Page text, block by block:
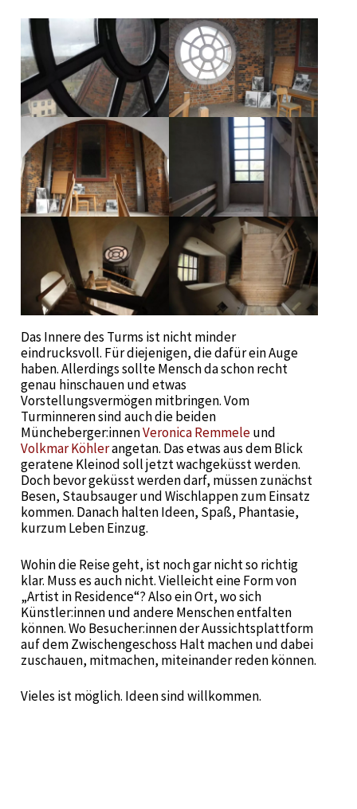
Das Innere des Turms ist nicht minder
eindrucksvoll. Für diejenigen, die dafür ein Auge
haben. Allerdings sollte Mensch da schon recht
genau hinschauen und etwas
Vorstellungsvermögen mitbringen. Vom
Turminneren sind auch die beiden
Müncheberger:innenVeronica Remmeleund
Volkmar Köhlerangetan. Das etwas aus dem Blick
geratene Kleinod soll jetzt wachgeküsst werden.
Doch bevor geküsst werden darf, müssen zunächst
Besen, Staubsauger und Wischlappen zum Einsatz
kommen. Danach halten Ideen, Spaß, Phantasie,
kurzum Leben Einzug.
Wohin die Reise geht, ist noch gar nicht so richtig
klar. Muss es auch nicht. Vielleicht eine Form von
„Artist in Residence“? Also ein Ort, wo sich
Künstler:innen und andere Menschen entfalten
können. Wo Besucher:innen der Aussichtsplattform
auf dem Zwischengeschoss Halt machen und dabei
zuschauen, mitmachen, miteinander reden können.
Vieles ist möglich. Ideen sind willkommen.